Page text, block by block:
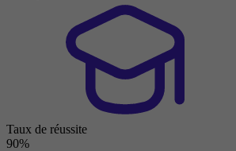
Taux de réussite
90%